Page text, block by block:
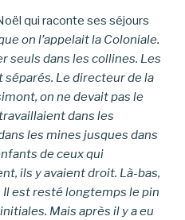
qui raconte ses séjours
on l’appelait la Coloniale.
seuls dans les collines. Les
Le directeur de la
on ne devait pas le
dans les
les mines jusques dans
de ceux qui
ils y avaient droit. Là-bas,
Il est resté longtemps le pin
Mais après il y a eu